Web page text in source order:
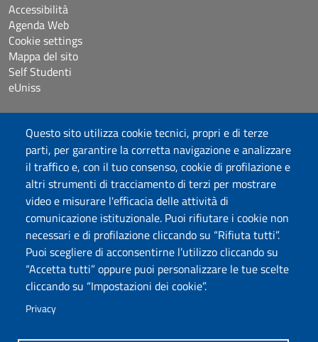
Questo sito utilizza cookie tecnici, propri e di terze
parti, per garantire la corretta navigazione e analizzare
il traffico e, con il tuo consenso, cookie di profilazione e
altri strumenti di tracciamento di terzi per mostrare
video e misurare l'efficacia delle attività di
comunicazione istituzionale. Puoi rifiutare i cookie non
necessari e di profilazione cliccando su “Rifiuta tutti”.
Puoi scegliere di acconsentirne l’utilizzo cliccando su
“Accetta tutti” oppure puoi personalizzare le tue scelte
cliccando su “Impostazioni dei cookie”.
Privacy
Università degli Studi di Sassari
Dipartimento di Scienze Umanistiche e Sociali
Via Roma 151, 07100 Sassari
PEC: dip.scienze.umanistiche.sociali@pec.uniss.it
Accessibilità
Agenda Web
Cookie settings
Mappa del sito
Self Studenti
eUniss
Bandi
Dichiarazione di accessibilità
Posta elettronica @uniss.it
Protocollo
Seguici su